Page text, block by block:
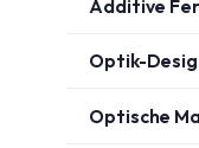
Additive
Optik-
Optische